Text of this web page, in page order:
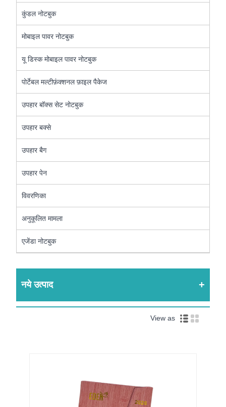
कुंडल नोटबुक
मोबाइल पावर नोटबुक
यू डिस्क मोबाइल पावर नोटबुक
पोर्टेबल मल्टीफ़ंक्शनल फ़ाइल पैकेज
उपहार बॉक्स सेट नोटबुक
उपहार बक्से
उपहार बैग
उपहार पेन
विवरणिका
अनुकूलित मामला
एजेंडा नोटबुक
नये उत्पाद
View as